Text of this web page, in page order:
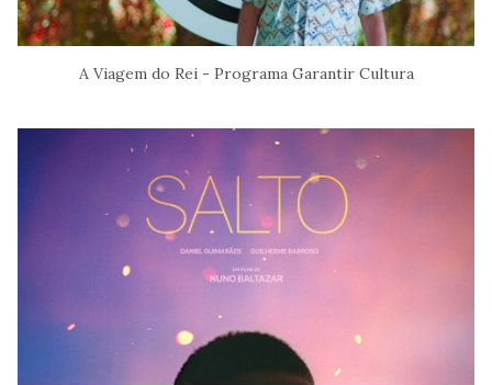
A Viagem do Rei - Programa Garantir Cultura